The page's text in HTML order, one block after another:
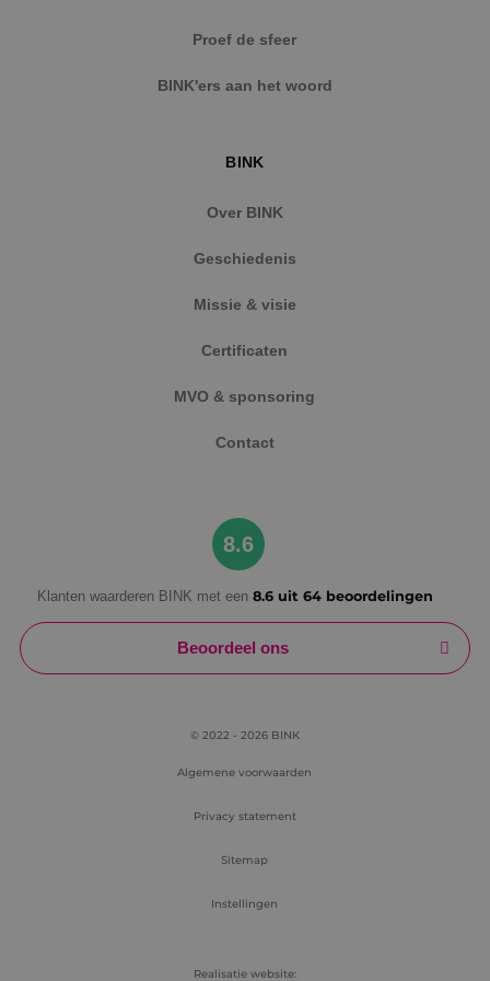
Proef de sfeer
BINK'ers aan het woord
BINK
Over BINK
Geschiedenis
Missie & visie
Certificaten
MVO & sponsoring
Contact
8.6
Klanten waarderen BINK met een 8.6 uit 64 beoordelingen
Beoordeel ons
© 2022 - 2026 BINK
Algemene voorwaarden
Privacy statement
Sitemap
Instellingen
Realisatie website:
Strikt noodzakelijke cookies maken de
website kan niet goed worden gebruikt zonder de
weken